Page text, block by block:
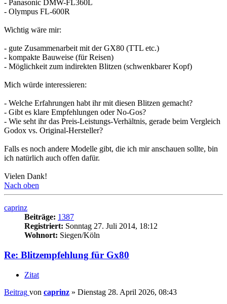
- Panasonic DMW-FL360L
- Olympus FL-600R
Wichtig wäre mir:
- gute Zusammenarbeit mit der GX80 (TTL etc.)
- kompakte Bauweise (für Reisen)
- Möglichkeit zum indirekten Blitzen (schwenkbarer Kopf)
Mich würde interessieren:
- Welche Erfahrungen habt ihr mit diesen Blitzen gemacht?
- Gibt es klare Empfehlungen oder No-Gos?
- Wie seht ihr das Preis-Leistungs-Verhältnis, gerade beim Vergleich
Godox vs. Original-Hersteller?
Falls es noch andere Modelle gibt, die ich mir anschauen sollte, bin
ich natürlich auch offen dafür.
Vielen Dank!
Nach oben
caprinz
Beiträge: 1387
Registriert: Sonntag 27. Juli 2014, 18:12
Wohnort: Siegen/Köln
Re: Blitzempfehlung für Gx80
Zitat
Beitrag von caprinz » Dienstag 28. April 2026, 08:43